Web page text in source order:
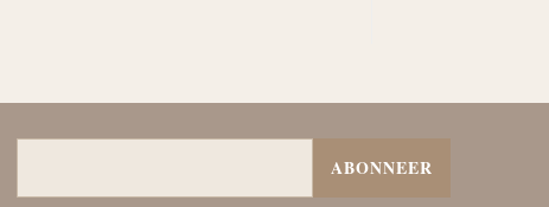
ABONNEER